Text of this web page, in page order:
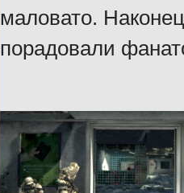
маловато.
порадовали